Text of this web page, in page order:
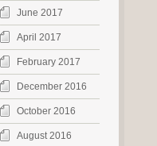
June 2017
April 2017
February 2017
December 2016
October 2016
August 2016